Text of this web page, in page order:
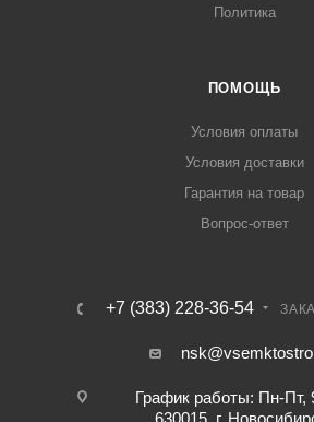
Политика
ПОМОЩЬ
Условия оплаты
Условия доставки
Гарантия на товар
Вопрос-ответ
+7 (383) 228-36-54
График работы: Пн-Пт,